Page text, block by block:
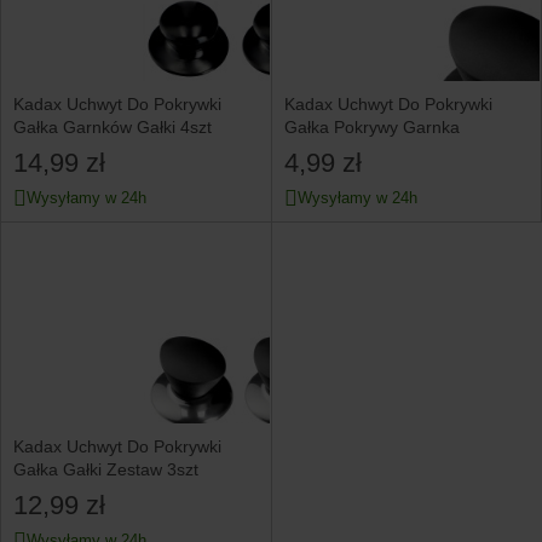
Kadax Uchwyt Do Pokrywki
Gałka Garnków Gałki 4szt
14,99 zł
Wysyłamy w 24h
Kadax Uchwyt Do Pokrywki
Gałka Pokrywy Garnka
4,99 zł
Wysyłamy w 24h
Kadax Uchwyt Do Pokrywki
Gałka Gałki Zestaw 3szt
12,99 zł